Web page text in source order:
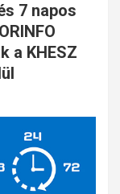
7 napos
a KHESZ